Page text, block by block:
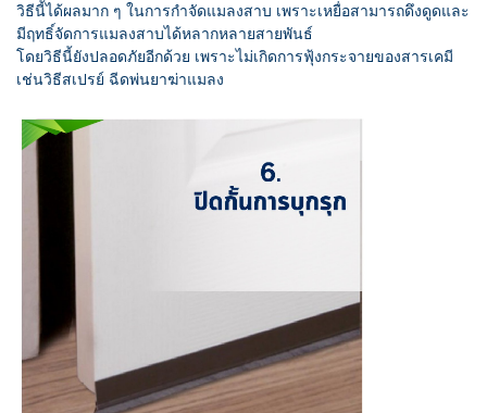
วิธีนี้ได้ผลมาก ๆ ในการกำจัดแมลงสาบ เพราะเหยื่อสามารถดึงดูดและ
มีฤทธิ์จัดการแมลงสาบได้หลากหลายสายพันธ์
โดยวิธีนี้ยังปลอดภัยอีกด้วย เพราะไม่เกิดการฟุ้งกระจายของสารเคมี
เช่นวิธีสเปรย์ ฉีดพ่นยาฆ่าแมลง